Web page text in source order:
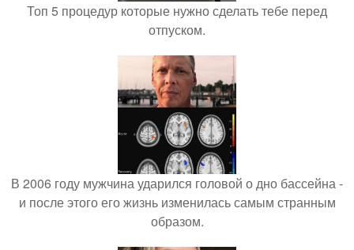
Топ 5 процедур которые нужно сделать тебе перед
отпуском.
В 2006 году мужчина ударился головой о дно бассейна -
и после этого его жизнь изменилась самым странным
образом.